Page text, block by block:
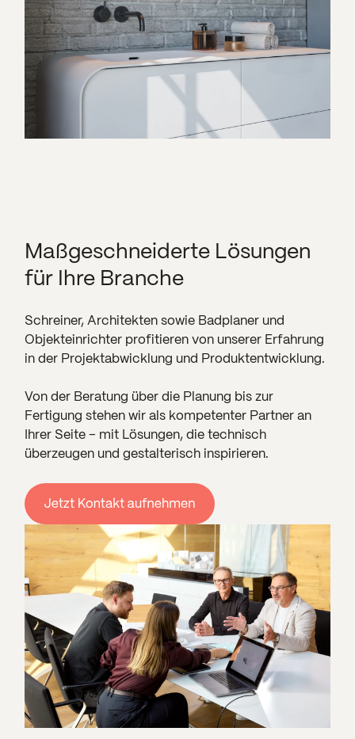
Maßgeschneiderte Lösungen
für Ihre Branche
Schreiner, Architekten sowie Badplaner und
Objekteinrichter profitieren von unserer Erfahrung
in der Projektabwicklung und Produktentwicklung.
Von der Beratung über die Planung bis zur
Fertigung stehen wir als kompetenter Partner an
Ihrer Seite – mit Lösungen, die technisch
überzeugen und gestalterisch inspirieren.